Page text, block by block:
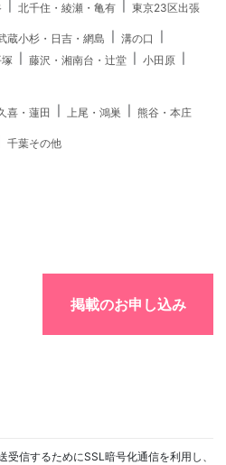
北千住・綾瀬・亀有 東京23区出張
蔵小杉・日吉・網島
溝の口
藤沢・湘南台・辻堂
小田原
喜・蓮田 上尾・鴻巣 熊谷・本庄
千葉その他
掲載のお申し込み
信するためにSSL暗号化通信を利用し、